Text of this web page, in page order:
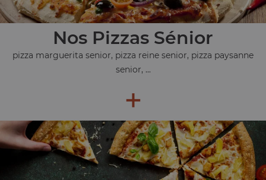
Nos Pizzas Sénior
pizza marguerita senior, pizza reine senior, pizza paysanne
senior, ...
+